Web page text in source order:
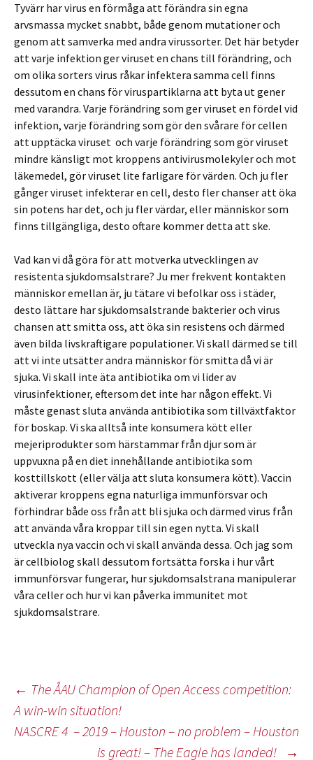
Tyvärr har virus en förmåga att förändra sin egna
arvsmassa mycket snabbt, både genom mutationer och
genom att samverka med andra virussorter. Det här betyder
att varje infektion ger viruset en chans till förändring, och
om olika sorters virus råkar infektera samma cell finns
dessutom en chans för viruspartiklarna att byta ut gener
med varandra. Varje förändring som ger viruset en fördel vid
infektion, varje förändring som gör den svårare för cellen
att upptäcka viruset och varje förändring som gör viruset
mindre känsligt mot kroppens antivirusmolekyler och mot
läkemedel, gör viruset lite farligare för värden. Och ju fler
gånger viruset infekterar en cell, desto fler chanser att öka
sin potens har det, och ju fler värdar, eller människor som
finns tillgängliga, desto oftare kommer detta att ske.
Vad kan vi då göra för att motverka utvecklingen av
resistenta sjukdomsalstrare? Ju mer frekvent kontakten
människor emellan är, ju tätare vi befolkar oss i städer,
desto lättare har sjukdomsalstrande bakterier och virus
chansen att smitta oss, att öka sin resistens och därmed
även bilda livskraftigare populationer. Vi skall därmed se till
att vi inte utsätter andra människor för smitta då vi är
sjuka. Vi skall inte äta antibiotika om vi lider av
virusinfektioner, eftersom det inte har någon effekt. Vi
måste genast sluta använda antibiotika som tillväxtfaktor
för boskap. Vi ska alltså inte konsumera kött eller
mejeriprodukter som härstammar från djur som är
uppvuxna på en diet innehållande antibiotika som
kosttillskott (eller välja att sluta konsumera kött). Vaccin
aktiverar kroppens egna naturliga immunförsvar och
förhindrar både oss från att bli sjuka och därmed virus från
att använda våra kroppar till sin egen nytta. Vi skall
utveckla nya vaccin och vi skall använda dessa. Och jag som
är cellbiolog skall dessutom fortsätta forska i hur vårt
immunförsvar fungerar, hur sjukdomsalstrana manipulerar
våra celler och hur vi kan påverka immunitet mot
sjukdomsalstrare.
Inläggsnavigering
← The ÅAU Champion of Open Access competition:
A win-win situation!
NASCRE 4 – 2019 – Houston – no problem – Houston
is great! – The Eagle has landed!
→